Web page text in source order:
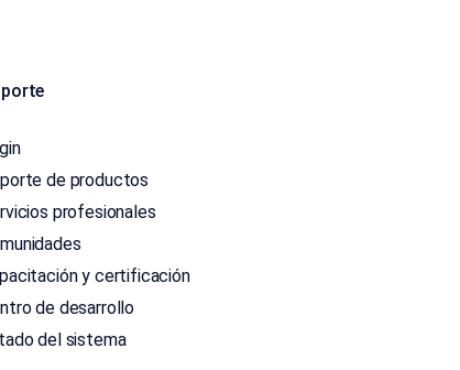
de productos
profesionales
y certificación
de desarrollo
del sistema